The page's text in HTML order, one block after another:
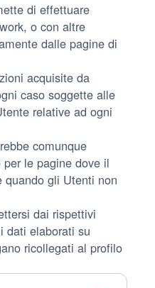
di effettuare
o con altre
dalle pagine di
acquisite da
caso soggette alle
relative ad ogni
comunque
le pagine dove il
gli Utenti non
dai rispettivi
dati elaborati su
ricollegati al profilo